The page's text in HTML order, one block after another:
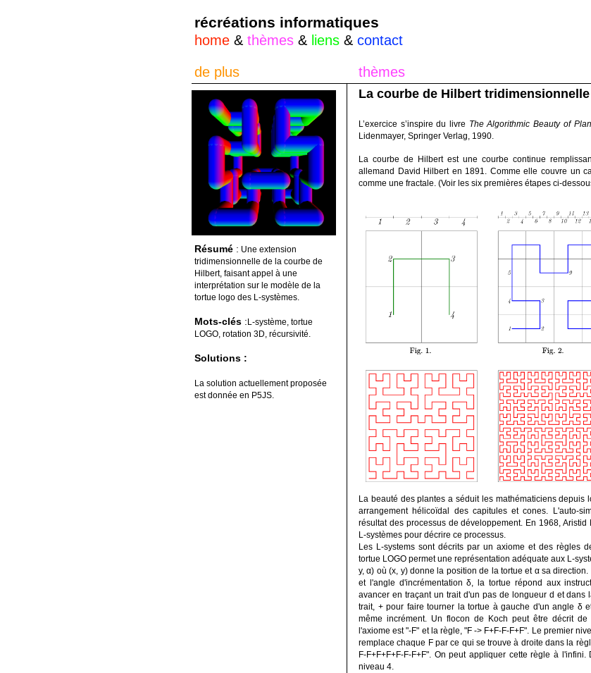
récréations informatiques
home & thèmes & liens & contact
Résumé : Une extension
tridimensionnelle de la courbe de
Hilbert, faisant appel à une
interprétation sur le modèle de la
tortue logo des L-systèmes.
Mots-clés : L-système, tortue
LOGO, rotation 3D, récursivité.
Solutions :
La solution actuellement proposée
est donnée en P5JS.
thèmes
de plus
La courbe de Hilbert tridimensionnelle
L’exercice s’inspire du livre The Algorithmic Beauty of
Lidenmayer, Springer Verlag, 1990.
La courbe de Hilbert est une courbe continue
allemand David Hilbert en 1891. Comme elle couvre un
comme une fractale. (Voir les six premières étapes ci-
La beauté des plantes a séduit les mathématiciens depuis
arrangement hélicoïdal des capitules et cones. L'auto-
résultat des processus de développement. En 1968,
L-systèmes pour décrire ce processus.
Les L-systems sont décrits par un axiome et des règles
tortue LOGO permet une représentation adéquate aux L-
y, α) où (x, y) donne la position de la tortue et α sa
et l'angle d'incrémentation δ, la tortue répond aux
avancer en traçant un trait d'un pas de longueur d et dans
trait, + pour faire tourner la tortue à gauche d'un angle δ
même incrément. Un flocon de Koch peut être décrit
l'axiome est "-F" et la règle, "F -> F+F-F-F+F". Le premier
remplace chaque F par ce qui se trouve à droite dans la
F-F+F+F+F-F-F+F". On peut appliquer cette règle à
niveau 4.